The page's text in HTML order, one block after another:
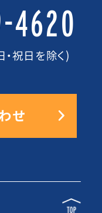
4620
祝日を除く)
せ